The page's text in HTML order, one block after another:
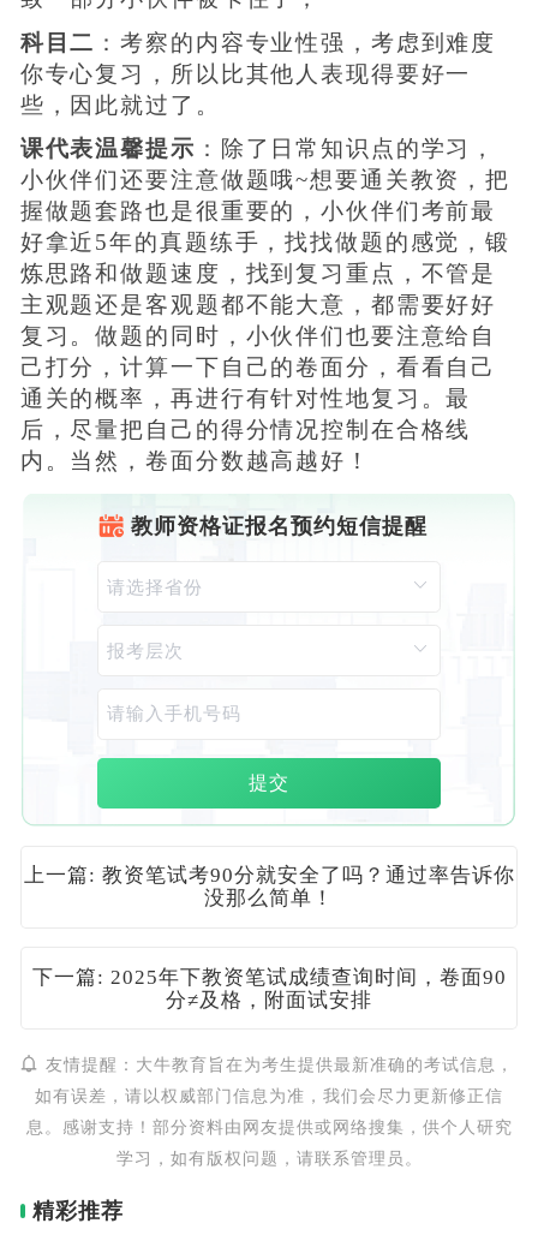
科目二 ：考察的内容专业性强，考虑到难度
你专心复习，所以比其他人表现得要好一
些，因此就过了。
课代表温馨提示 ：除了日常知识点的学习，
小伙伴们还要注意做题哦~想要通关教资，把
握做题套路也是很重要的，小伙伴们考前最
好拿近5年的真题练手，找找做题的感觉，锻
炼思路和做题速度，找到复习重点，不管是
主观题还是客观题都不能大意，都需要好好
复习。做题的同时，小伙伴们也要注意给自
己打分，计算一下自己的卷面分，看看自己
通关的概率，再进行有针对性地复习。最
后，尽量把自己的得分情况控制在合格线
内。当然，卷面分数越高越好！
教师资格证报名预约短信提醒
提交
上一篇: 教资笔试考90分就安全了吗？通过率告诉你
没那么简单！
下一篇: 2025年下教资笔试成绩查询时间，卷面90
分≠及格，附面试安排
友情提醒：大牛教育旨在为考生提供最新准确的考试信息，
如有误差，请以权威部门信息为准，我们会尽力更新修正信
息。感谢支持！部分资料由网友提供或网络搜集，供个人研究
学习，如有版权问题，请联系管理员。
精彩推荐